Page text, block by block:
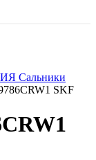
Сальники
SKF